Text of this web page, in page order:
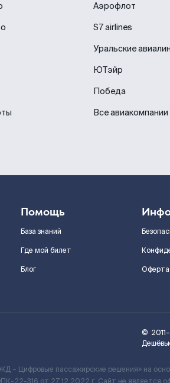
Аэрофлот
S7 airlines
Уральские
ЮТэйр
Победа
Все авиакомпании
Помощь
База знаний
Где мой билет
Блог
Оферта
©
Цифровые пассажирские решения» на